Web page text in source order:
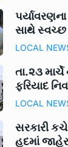
સાથે સ્વચ્છ
LOCAL
તા.૨૩
ફરિયાદ
LOCAL
સરકારી
હદમાં